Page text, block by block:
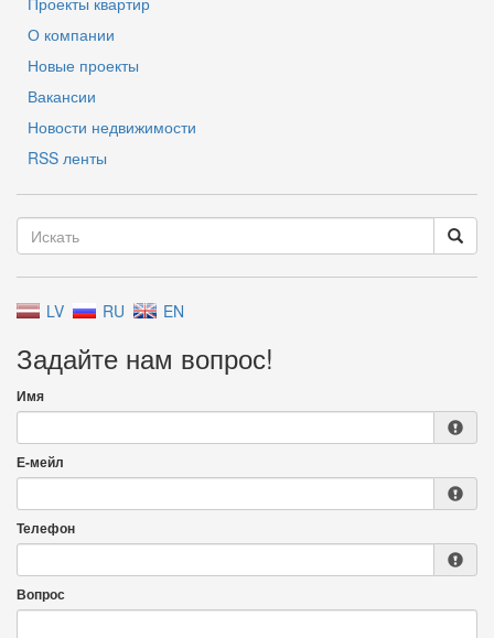
О компании
Новые проекты
Вакансии
Новости недвижимости
RSS ленты
LV RU EN
Задайте нам вопрос!
Имя
Е-мейл
Телефон
Вопрос